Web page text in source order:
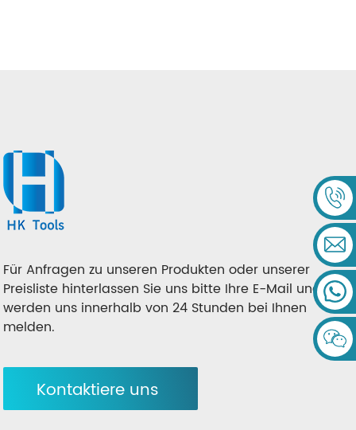
Für Anfragen zu unseren Produkten oder unserer
Preisliste hinterlassen Sie uns bitte Ihre E-Mail und wir
werden uns innerhalb von 24 Stunden bei Ihnen
melden.
Kontaktiere uns